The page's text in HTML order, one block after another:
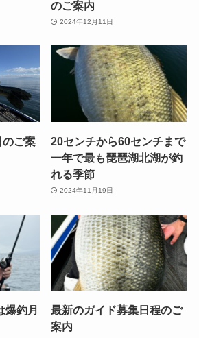
のご案内
2024年12月11日
のご案
20センチから60センチまで
一年で最も琵琶湖北湖が釣
れる季節
2024年11月19日
爆釣月
最新のガイド募集日程のご
案内